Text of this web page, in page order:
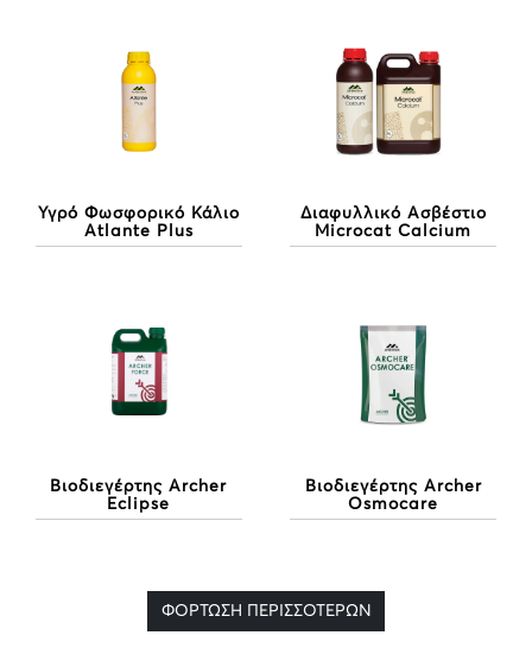
Υγρό Φωσφορικό Κάλιο
Atlante Plus
Διαφυλλικό Ασβέστιο
Microcat Calcium
Βιοδιεγέρτης Archer
Eclipse
Βιοδιεγέρτης Archer
Osmocare
ΦΟΡΤΩΣΗ ΠΕΡΙΣΣΟΤΕΡΩΝ